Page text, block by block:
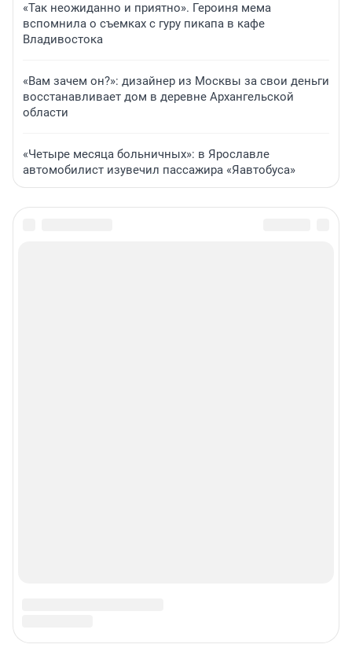
«Так неожиданно и приятно». Героиня мема
вспомнила о съемках с гуру пикапа в кафе
Владивостока
«Вам зачем он?»: дизайнер из Москвы за свои деньги
восстанавливает дом в деревне Архангельской
области
«Четыре месяца больничных»: в Ярославле
автомобилист изувечил пассажира «Яавтобуса»